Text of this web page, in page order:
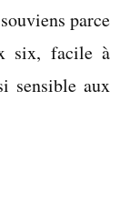
parce
six, facile à
sensible aux